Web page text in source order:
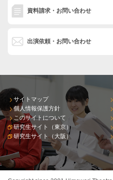
資料請求・お問い合わせ
出演依頼・お問い合わせ
サイトマップ
個人情報保護方針
このサイトについて
研究生サイト（東京）
研究生サイト（大阪）